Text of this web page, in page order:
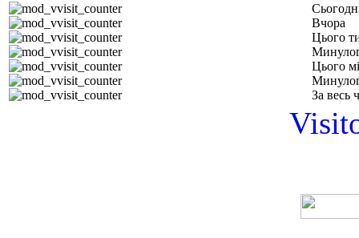
Вчора
Цього
Цього
За весь